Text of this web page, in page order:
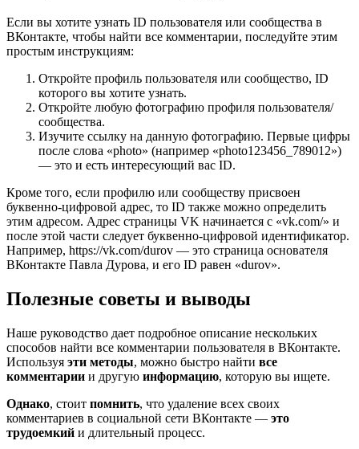
Если вы хотите узнать ID пользователя или сообщества в
ВКонтакте, чтобы найти все комментарии, последуйте этим
простым инструкциям:
Откройте профиль пользователя или сообщество, ID
которого вы хотите узнать.
Откройте любую фотографию профиля пользователя/
сообщества.
Изучите ссылку на данную фотографию. Первые цифры
после слова «photo» (например «photo123456_789012»)
— это и есть интересующий вас ID.
Кроме того, если профилю или сообществу присвоен
буквенно-цифровой адрес, то ID также можно определить
этим адресом. Адрес страницы VK начинается с «vk.com/» и
после этой части следует буквенно-цифровой идентификатор.
Например, https://vk.com/durov — это страница основателя
ВКонтакте Павла Дурова, и его ID равен «durov».
Полезные советы и выводы
Наше руководство дает подробное описание нескольких
способов найти все комментарии пользователя в ВКонтакте.
Используя эти методы, можно быстро найти все
комментарии и другую информацию, которую вы ищете.
Однако, стоит помнить, что удаление всех своих
комментариев в социальной сети ВКонтакте — это
трудоемкий и длительный процесс.